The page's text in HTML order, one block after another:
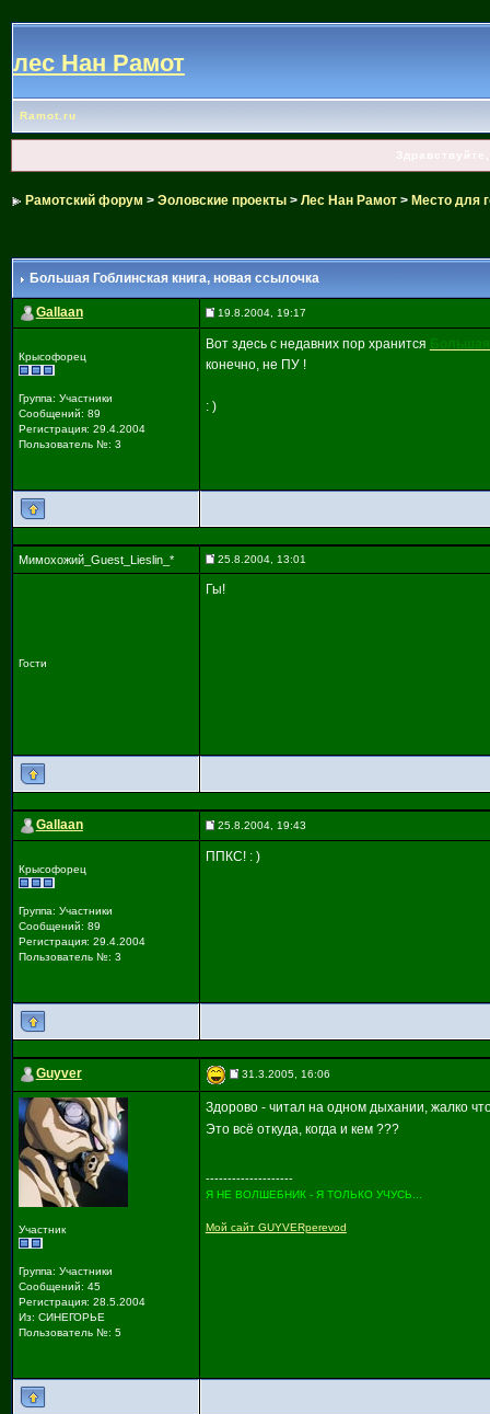
лес Нан Рамот
Ramot.ru
Рамотский форум > Эоловские проекты> Лес Нан Рамот> Место для
Большая Гоблинская книга, новая ссылочка
Gallaan 19.8.2004, 19:17
Крысофорец
Группа: Участники
Сообщений: 89
Регистрация: 29.4.2004
Пользователь №: 3
Вот здесь с недавних пор хранится Большая
конечно, не ПУ !
: )
Мимохожий_Guest_Lieslin_* 25.8.2004, 13:01
Гости
Гы!
Gallaan 25.8.2004, 19:43
Крысофорец
Группа: Участники
Сообщений: 89
Регистрация: 29.4.2004
Пользователь №: 3
ППКС! : )
Guyver 31.3.2005, 16:06
Участник
Группа: Участники
Сообщений: 45
Регистрация: 28.5.2004
Из: СИНЕГОРЬЕ
Пользователь №: 5
Здорово - читал на одном дыхании, жалко
Это всё откуда, когда и кем ???
--------------------
Я НЕ ВОЛШЕБНИК - Я ТОЛЬКО УЧУСЬ...
Мой сайт GUYVERperevod